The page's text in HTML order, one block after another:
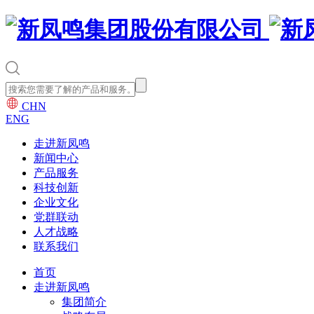
CHN
ENG
走进新凤鸣
新闻中心
产品服务
科技创新
企业文化
党群联动
人才战略
联系我们
首页
走进新凤鸣
集团简介